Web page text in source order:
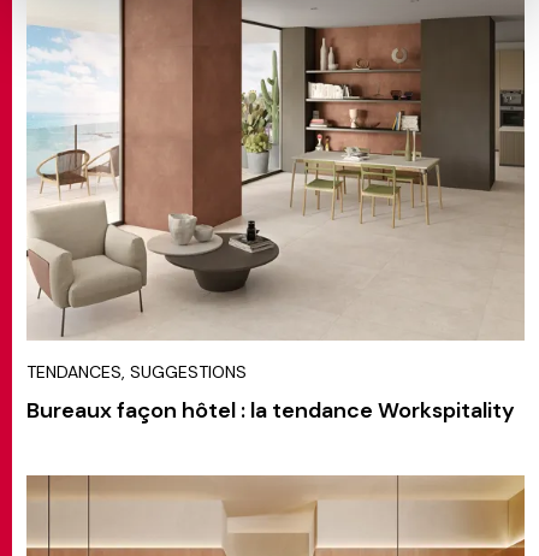
TENDANCES, SUGGESTIONS
Bureaux façon hôtel : la tendance Workspitality